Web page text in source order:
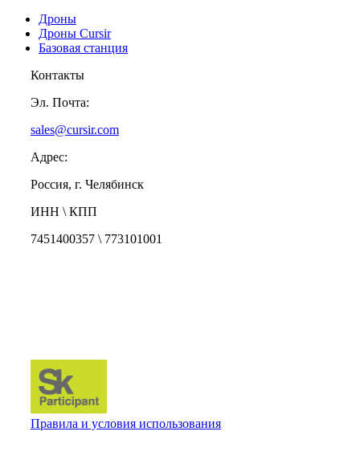
Дроны
Дроны Cursir
Базовая станция
Контакты
Эл. Почта:
sales@cursir.com
Адрес:
Россия, г. Челябинск
ИНН \ КПП
7451400357 \ 773101001
Правила и условия использования